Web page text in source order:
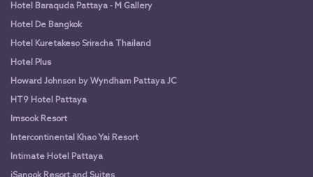
Hotel Baraquda Pattaya - M Gallery
Hotel De Bangkok
Hotel Kuretakeso Sriracha Thailand
Hotel Plus
Howard Johnson by Wyndham Pattaya JC
HT9 Hotel Pattaya
Imsook Resort
Intercontinental Khao Yai Resort
Intimate Hotel Pattaya